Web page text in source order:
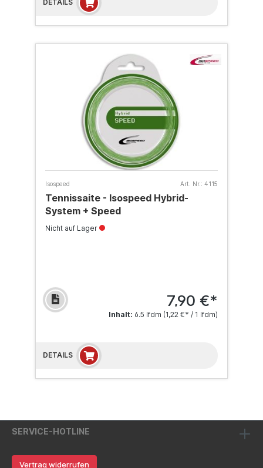
DETAILS
Isospeed Art. Nr.: 4115
Tennissaite - Isospeed Hybrid-
System + Speed
Nicht auf Lager
7,90 €*
Inhalt: 6.5 lfdm (1,22 €* / 1 lfdm)
DETAILS
SERVICE-HOTLINE
Vertrag widerrufen